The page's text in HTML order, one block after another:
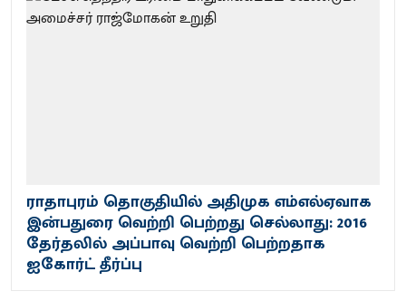
ராதாபுரம் தொகுதியில் அதிமுக எம்எல்ஏவாக
இன்பதுரை வெற்றி பெற்றது செல்லாது: 2016
தேர்தலில் அப்பாவு வெற்றி பெற்றதாக
ஐகோர்ட் தீர்ப்பு